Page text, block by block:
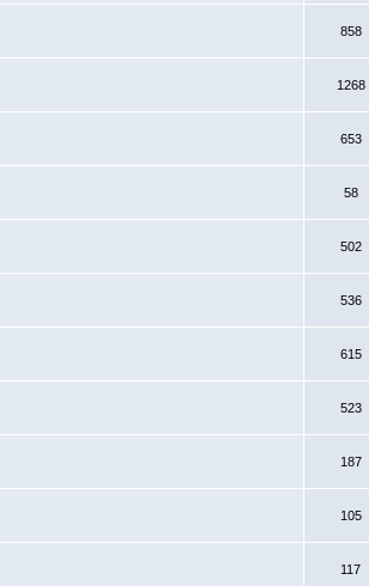
858
1268
653
58
502
536
615
523
187
105
117